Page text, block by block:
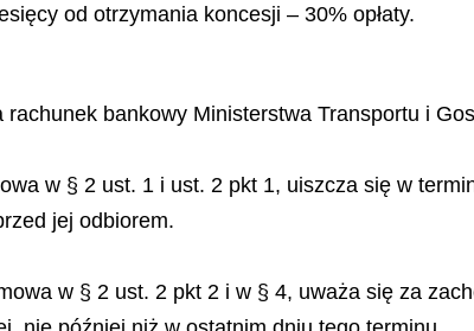
od otrzymania koncesji – 30% opłaty.
rachunek bankowy Ministerstwa Transportu i
w § 2 ust. 1 i ust. 2 pkt 1, uiszcza się w
jej odbiorem.
w § 2 ust. 2 pkt 2 i w § 4, uważa się za